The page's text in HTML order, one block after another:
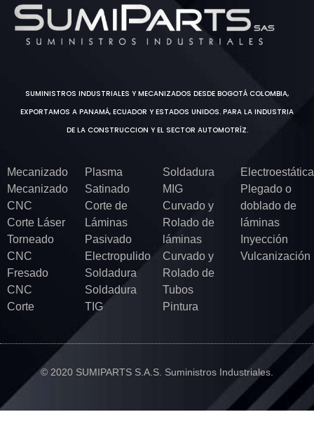
SUMINISTROS INDUSTRIALES Y MECANIZADOS DESDE BOGOTÁ COLOMBIA,
EXPORTAMOS A PANAMÁ, ECUADOR Y ESTADOS UNIDOS. PARA LA INDUSTRIA
DE LA CONSTRUCCION Y EL SECTOR AUTOMOTRÍZ.
Mecanizado
Mecanizado
CNC
Corte Láser
Torneado
CNC
Fresado
CNC
Corte
Plasma
Satinado
Corte de
Láminas
Pasivado
Electropulido
Soldadura
Soldadura
TIG
Soldadura
MIG
Curvado y
Rolado de
láminas
Curvado y
Rolado de
Tubos
Pintura
Electroestática
Plegado o
doblado de
láminas
Inyección
Vulcanización
© 2020 SUMIPARTS S.A.S. Suministros Industriales.